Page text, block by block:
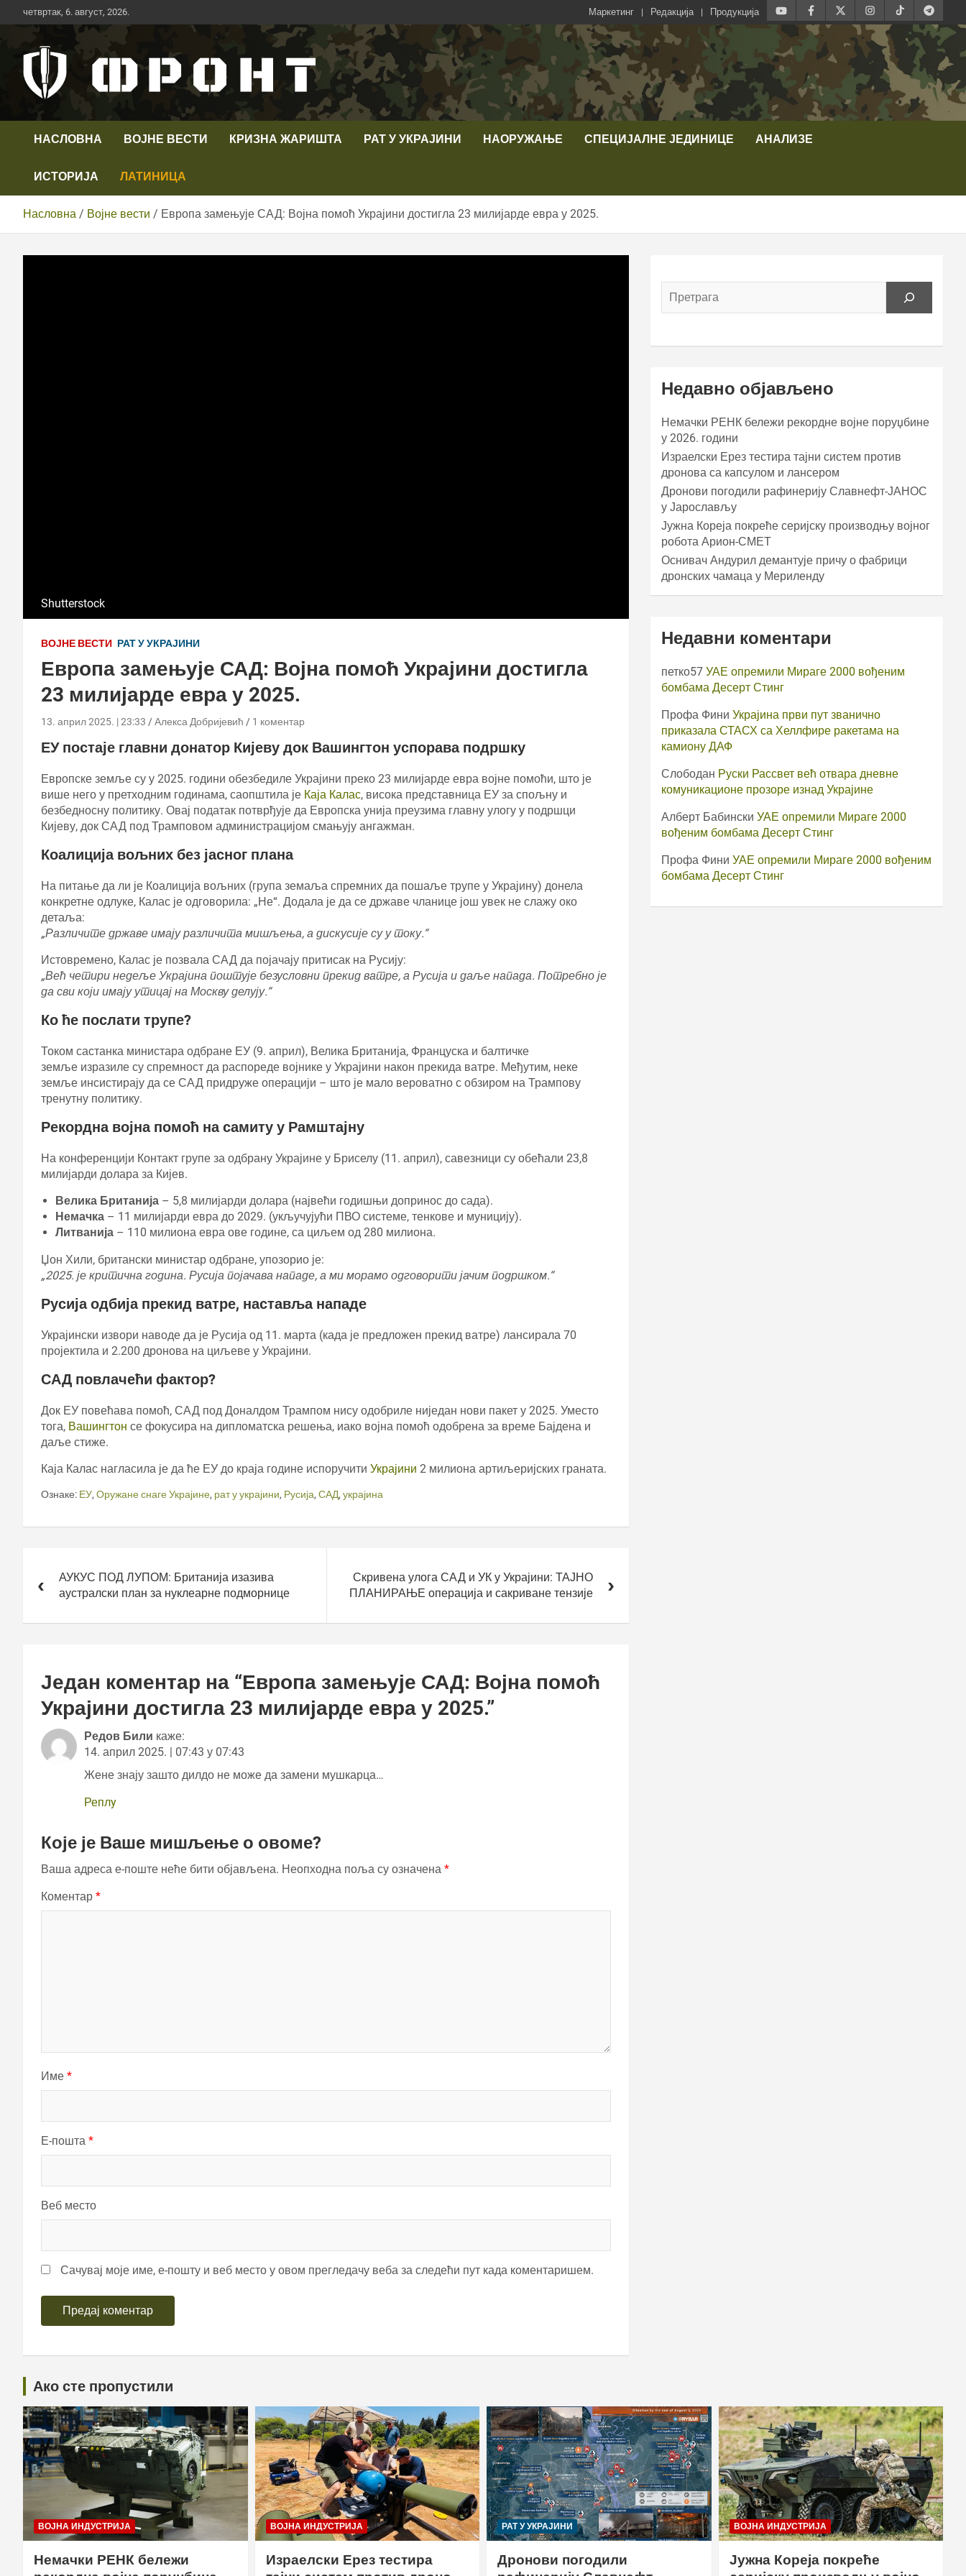
Скип
то
четвртак, 6. август, 2026. Маркетинг Редакција Продукција
Телевизија ФРОНТ
НАСЛОВНА ВОЈНЕ ВЕСТИ КРИЗНА ЖАРИШТА РАТ У УКРАЈИНИ НАОРУЖАЊЕ СПЕЦИЈАЛНЕ ЈЕДИНИЦЕ АНАЛИЗЕ
ИСТОРИЈА ЛАТИНИЦА
Насловна Војне вести Европа замењује САД: Војна помоћ Украјини достигла 23 милијарде евра у 2025.
Shutterstock
ВОЈНЕ ВЕСТИ РАТ У УКРАЈИНИ
Европа замењује САД: Војна помоћ Украјини достигла
23 милијарде евра у 2025.
13. април 2025. | 23:33 Алекса Добријевић 1 коментар
ЕУ постаје главни донатор Кијеву док Вашингтон успорава подршку
Европске земље су у 2025. години обезбедиле Украјини преко 23 милијарде евра војне помоћи, што је
више него у претходним годинама, саопштила је Каја Калас, висока представница ЕУ за спољну и
безбедносну политику. Овај податак потврђује да Европска унија преузима главну улогу у подршци
Кијеву, док САД под Трамповом администрацијом смањују ангажман.
Коалиција вољних без јасног плана
На питање да ли је Коалиција вољних (група земаља спремних да пошаље трупе у Украјину) донела
конкретне одлуке, Калас је одговорила: „Не“. Додала је да се државе чланице још увек не слажу око
детаља:
„Различите државе имају различита мишљења, а дискусије су у току.“
Истовремено, Калас је позвала САД да појачају притисак на Русију:
„Већ четири недеље Украјина поштује безусловни прекид ватре, а Русија и даље напада. Потребно је
да сви који имају утицај на Москву делују.“
Ко ће послати трупе?
Током састанка министара одбране ЕУ (9. април), Велика Британија, Француска и балтичке
земље изразиле су спремност да распореде војнике у Украјини након прекида ватре. Међутим, неке
земље инсистирају да се САД придруже операцији – што је мало вероватно с обзиром на Трампову
тренутну политику.
Рекордна војна помоћ на самиту у Рамштајну
На конференцији Контакт групе за одбрану Украјине у Бриселу (11. април), савезници су обећали 23,8
милијарди долара за Кијев.
Велика Британија – 5,8 милијарди долара (највећи годишњи допринос до сада).
Немачка – 11 милијарди евра до 2029. (укључујући ПВО системе, тенкове и муницију).
Литванија – 110 милиона евра ове године, са циљем од 280 милиона.
Џон Хили, британски министар одбране, упозорио је:
„2025. је критична година. Русија појачава нападе, а ми морамо одговорити јачим подршком.“
Русија одбија прекид ватре, наставља нападе
Украјински извори наводе да је Русија од 11. марта (када је предложен прекид ватре) лансирала 70
пројектила и 2.200 дронова на циљеве у Украјини.
САД повлачећи фактор?
Док ЕУ повећава помоћ, САД под Доналдом Трампом нису одобриле ниједан нови пакет у 2025. Уместо
тога, Вашингтон се фокусира на дипломатска решења, иако војна помоћ одобрена за време Бајдена и
даље стиже.
Каја Калас нагласила је да ће ЕУ до краја године испоручити Украјини 2 милиона артиљеријских граната.
Ознаке: ЕУ, Оружане снаге Украјине, рат у украјини, Русија, САД, украјина
чланкаАУКУС ПОД ЛУПОМ: Британија изазива
аустралски план за нуклеарне подморнице
Скривена улога САД и УК у Украјини: ТАЈНО
ПЛАНИРАЊЕ операција и сакриване тензије
Један коментар на “Европа замењује САД: Војна помоћ
Украјини достигла 23 милијарде евра у 2025.”
Редов Били каже:
14. април 2025. | 07:43 у 07:43
Жене знају зашто дилдо не може да замени мушкарца…
Реплy
Које је Ваше мишљење о овоме?
Ваша адреса е-поште неће бити објављена. Неопходна поља су означена *
Коментар *
Име *
Е-пошта *
Веб место
Сачувај моје име, е-пошту и веб место у овом прегледачу веба за следећи пут када коментаришем.
Недавно објављено
Немачки РЕНК бележи рекордне војне поруџбине
у 2026. години
Израелски Ерез тестира тајни систем против
дронова са капсулом и лансером
Дронови погодили рафинерију Славнефт-ЈАНОС
у Јарослављу
Јужна Кореја покреће серијску производњу војног
робота Арион-СМЕТ
Оснивач Андурил демантује причу о фабрици
дронских чамаца у Мериленду
Недавни коментари
петко57 УАЕ опремили Мираге 2000 вођеним
бомбама Десерт Стинг
Профа Фини Украјина први пут званично
приказала СТАСХ са Хеллфире ракетама на
камиону ДАФ
Слободан Руски Рассвет већ отвара дневне
комуникационе прозоре изнад Украјине
Алберт Бабински УАЕ опремили Мираге 2000
вођеним бомбама Десерт Стинг
Профа Фини УАЕ опремили Мираге 2000 вођеним
бомбама Десерт Стинг
Ако сте пропустили
ВОЈНА ИНДУСТРИЈА
Немачки РЕНК бележи
ВОЈНА ИНДУСТРИЈА
Израелски Ерез тестира
РАТ У УКРАЈИНИ
Дронови погодили
ВОЈНА ИНДУСТРИЈА
Јужна Кореја покреће